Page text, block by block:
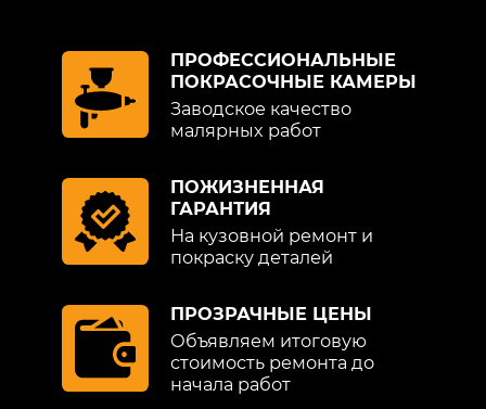
ПРОФЕССИОНАЛЬНЫЕ
ПОКРАСОЧНЫЕ КАМЕРЫ
Заводское качество
малярных работ
ПОЖИЗНЕННАЯ
ГАРАНТИЯ
На кузовной ремонт и
покраску деталей
ПРОЗРАЧНЫЕ ЦЕНЫ
Объявляем итоговую
стоимость ремонта до
начала работ